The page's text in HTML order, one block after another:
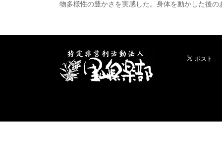
物多様性の豊かさを実感した。身体を動かした後